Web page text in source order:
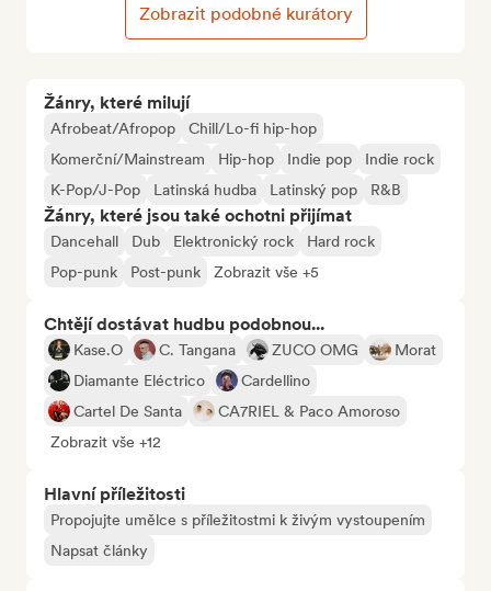
Žánry, které milují
Afrobeat/Afropop
Chill/Lo-fi hip-hop
Komerční/Mainstream
Hip-hop Indie pop
Indie rock
K-Pop/J-Pop
Latinská hudba Latinský pop R&B
Žánry, které jsou také ochotni přijímat
Dancehall Dub Elektronický rock
Hard rock
Pop-punk
Post-punk Zobrazit vše +5
Chtějí dostávat hudbu podobnou...
Kase.O C. Tangana ZUCO OMG
Morat
Diamante Eléctrico
Cardellino
Cartel De Santa
CA7RIEL & Paco Amoroso
Zobrazit vše +12
Hlavní příležitosti
Propojujte umělce s příležitostmi k živým vystoupením
Napsat články
Zobrazit podobné kurátory